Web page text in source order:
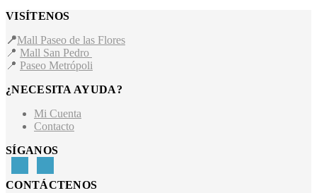
VISÍTENOS
📍Mall Paseo de las Flores
📍 Mall San Pedro
📍 Paseo Metrópoli
¿NECESITA AYUDA?
Mi Cuenta
Contacto
SÍGANOS
CONTÁCTENOS